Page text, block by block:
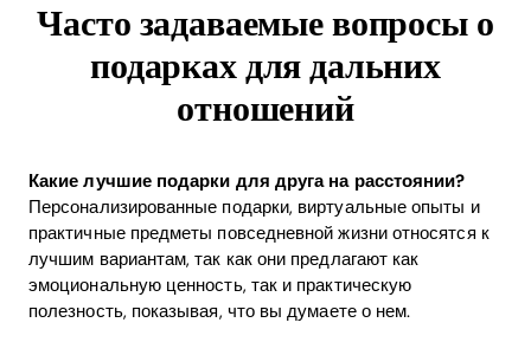
Часто задаваемые вопросы о
подарках для дальних
отношений
Какие лучшие подарки для друга на расстоянии?
Персонализированные подарки, виртуальные опыты и
практичные предметы повседневной жизни относятся к
лучшим вариантам, так как они предлагают как
эмоциональную ценность, так и практическую
полезность, показывая, что вы думаете о нем.